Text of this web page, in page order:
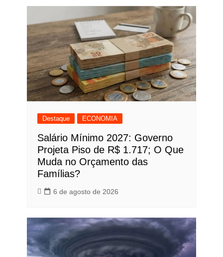
Destaque ECONOMIA
Salário Mínimo 2027: Governo
Projeta Piso de R$ 1.717; O Que
Muda no Orçamento das
Famílias?
6 de agosto de 2026